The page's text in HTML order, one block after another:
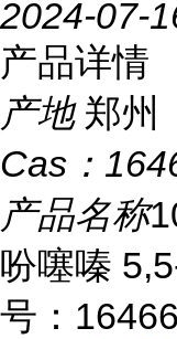
2024-07-
产品详情
产地 郑州
Cas：
产品名称
吩噻嗪
号：